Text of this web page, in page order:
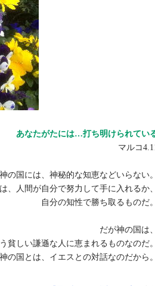
あなたがたには…打ち明けられてい
マルコ
神の国には、神秘的な知恵などいらない。
、人間が自分で努力して手に入れるか、
自分の知性で勝ち取るものだ。
だが神の国は、
貧しい謙遜な人に恵まれるものなのだ。
神の国とは、イエスとの対話なのだから。